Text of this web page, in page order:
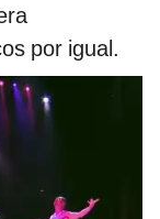
por igual.